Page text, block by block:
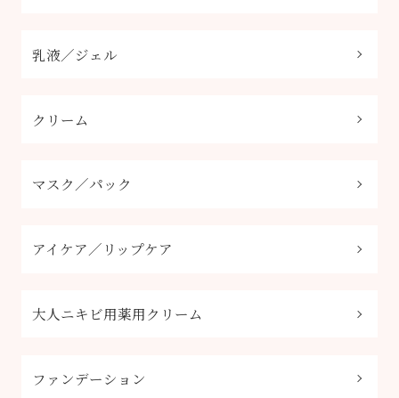
乳液／ジェル
クリーム
マスク／パック
アイケア／リップケア
大人ニキビ用薬用クリーム
ファンデーション